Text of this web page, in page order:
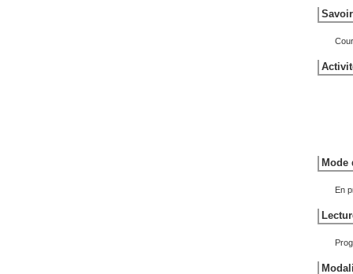
Mode
En